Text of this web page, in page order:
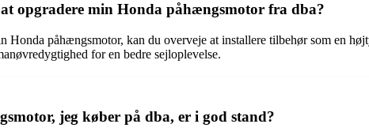
opgradere min Honda påhængsmotor fra dba?
Honda påhængsmotor, kan du overveje at installere tilbehør som en
for en bedre sejloplevelse.
jeg køber på dba, er i god stand?